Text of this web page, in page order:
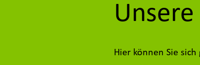
Hier können Sie